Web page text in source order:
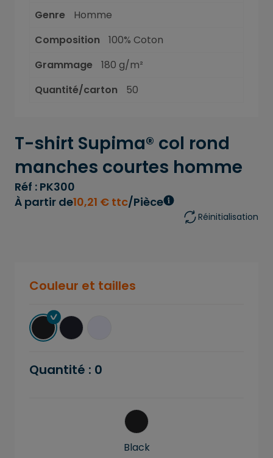
Genre
Homme
Composition
100% Coton
Grammage
180 g/m²
Quantité/carton
50
T-shirt Supima® col rond
manches courtes homme
Réf : PK300
À partir de10,21 € ttc/Pièce
Réinitialisation
Couleur et tailles
Quantité : 0
Black